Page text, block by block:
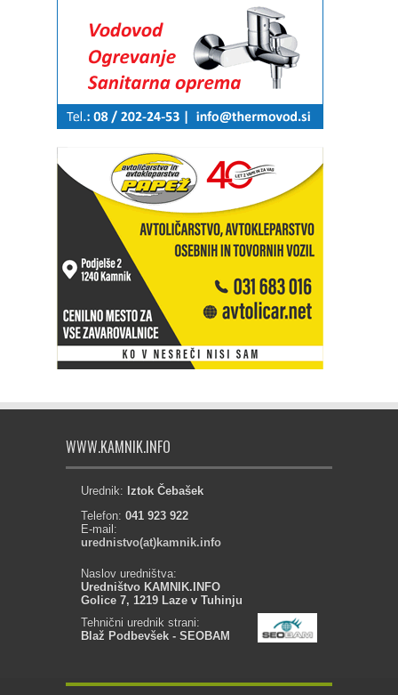
WWW.KAMNIK.INFO
Urednik: Iztok Čebašek
Telefon: 041 923 922
E-mail:
urednistvo(at)kamnik.info
Naslov uredništva:
Uredništvo KAMNIK.INFO
Golice 7, 1219 Laze v Tuhinju
Tehnični urednik strani:
Blaž Podbevšek - SEOBAM